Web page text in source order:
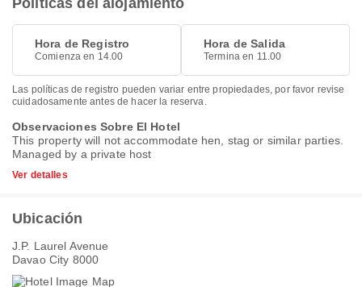
Políticas del alojamiento
Hora de Registro
Comienza en 14.00
Hora de Salida
Termina en 11.00
Las políticas de registro pueden variar entre propiedades, por favor revise
cuidadosamente antes de hacer la reserva.
Observaciones Sobre El Hotel
This property will not accommodate hen, stag or similar parties.
Managed by a private host
Ver detalles
Ubicación
J.P. Laurel Avenue
Davao City 8000